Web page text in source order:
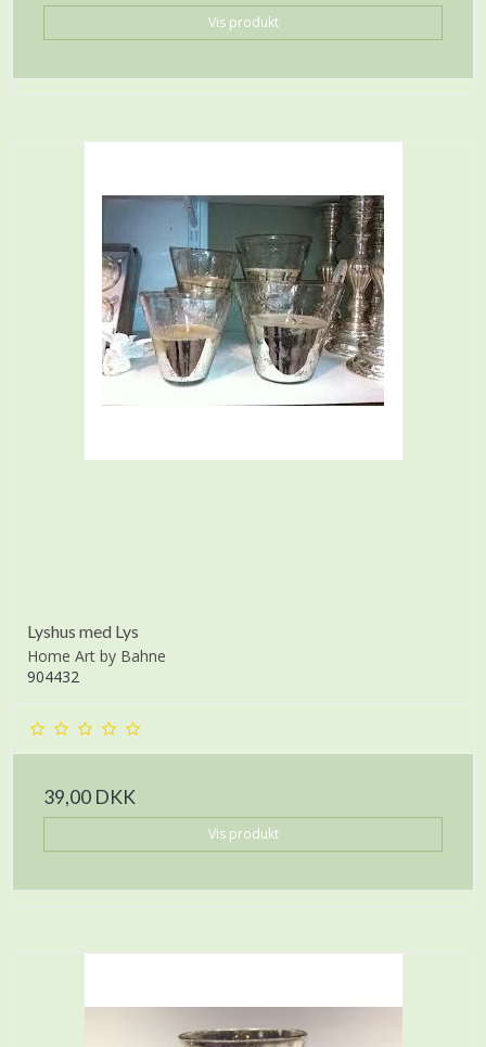
Vis produkt
Lyshus med Lys
Home Art by Bahne
904432
39,00 DKK
Vis produkt